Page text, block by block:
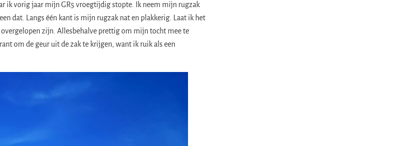
ik vorig jaar mijn GR5 vroegtijdig stopte. Ik neem mijn rugzak
dat. Langs één kant is mijn rugzak nat en plakkerig. Laat ik het
zijn. Allesbehalve prettig om mijn tocht mee te
om de geur uit de zak te krijgen, want ik ruik als een